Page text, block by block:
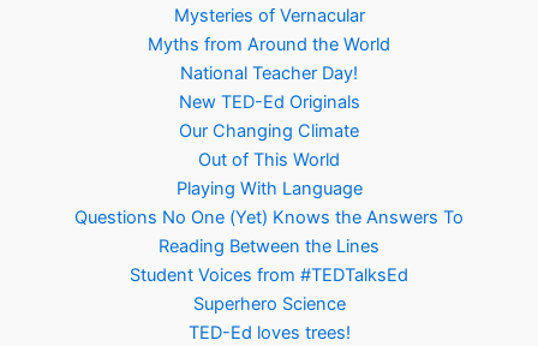
Mysteries of Vernacular
Myths from Around the World
National Teacher Day!
New TED-Ed Originals
Our Changing Climate
Out of This World
Playing With Language
Questions No One (Yet) Knows the Answers To
Reading Between the Lines
Student Voices from #TEDTalksEd
Superhero Science
TED-Ed loves trees!